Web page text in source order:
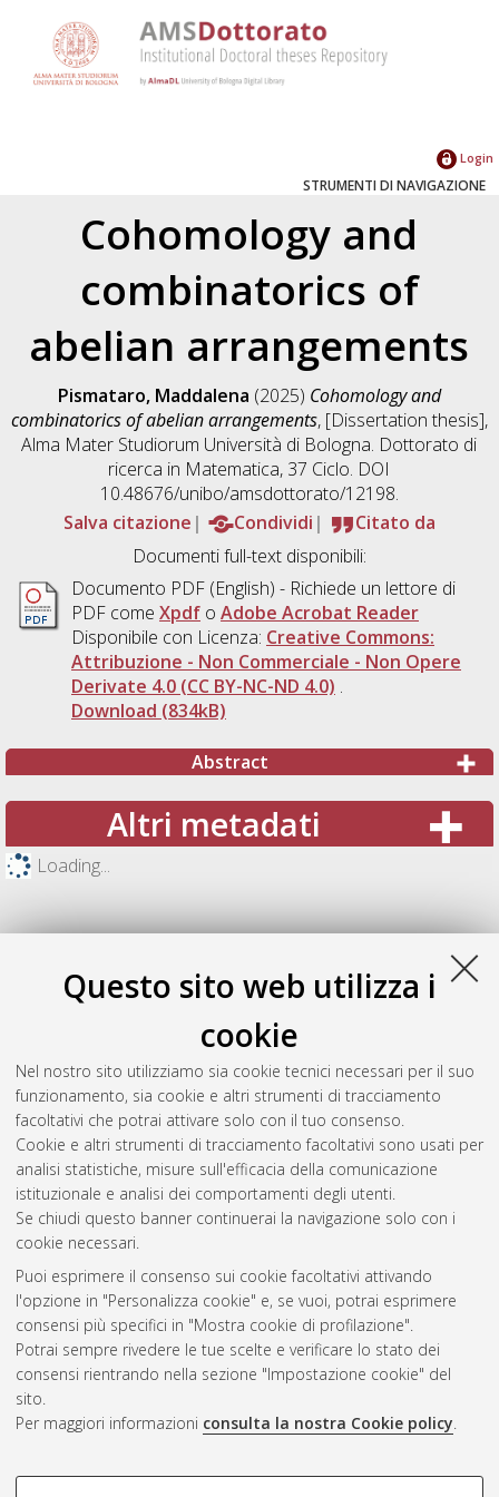
Questo sito web utilizza i
cookie
Nel nostro sito utilizziamo sia cookie tecnici necessari per il suo
funzionamento, sia cookie e altri strumenti di tracciamento
facoltativi che potrai attivare solo con il tuo consenso.
Cookie e altri strumenti di tracciamento facoltativi sono usati per
analisi statistiche, misure sull'efficacia della comunicazione
istituzionale e analisi dei comportamenti degli utenti.
Se chiudi questo banner continuerai la navigazione solo con i
cookie necessari.
Puoi esprimere il consenso sui cookie facoltativi attivando
l'opzione in "Personalizza cookie" e, se vuoi, potrai esprimere
consensi più specifici in "Mostra cookie di profilazione".
Potrai sempre rivedere le tue scelte e verificare lo stato dei
consensi rientrando nella sezione "Impostazione cookie" del
sito.
Per maggiori informazioni consulta la nostra Cookie policy.
COOKIE DI PROFILAZIONE -
Login
STRUMENTI DI NAVIGAZIONE
Cohomology and
combinatorics of
abelian arrangements
Pismataro, Maddalena (2025) Cohomology and
combinatorics of abelian arrangements, [Dissertation thesis],
Alma Mater Studiorum Università di Bologna. Dottorato di
ricerca in Matematica, 37 Ciclo. DOI
10.48676/unibo/amsdottorato/12198.
Salva citazione
Condividi
Citato da
Documenti full-text disponibili:
Documento PDF(English) - Richiede un lettore di
PDF come Xpdfo Adobe Acrobat Reader
Disponibile con Licenza: Creative Commons:
Attribuzione - Non Commerciale - Non Opere
Derivate 4.0 (CC BY-NC-ND 4.0) .
Download (834kB)
Abstract
Altri metadati
Loading...
Gestione del documento:
Atom
Rss 1.0
Rss 2.0
ISSN: 2038-7946
Impostazioni Cookie